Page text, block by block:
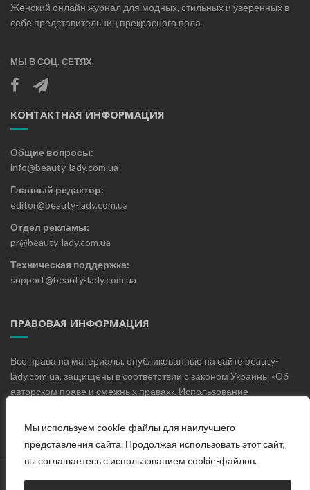
Мы используем cookie-файлы для наилучшего
представления сайта. Продолжая использовать этот сайт,
вы соглашаетесь с использованием cookie-файлов.
Женский онлайн журнал для модных, стильных и уверенных в
себе представительниц прекрасного пола
МЫ В СОЦ. СЕТЯХ
КОНТАКТНАЯ ИНФОРМАЦИЯ
Общие вопросы:
info@beauty-lady.com.ua
Главный редактор:
editor@beauty-lady.com.ua
Отдел рекламы:
pr@beauty-lady.com.ua
Техническая поддержка:
support@beauty-lady.com.ua
ПРАВОВАЯ ИНФОРМАЦИЯ
Все права на материалы, опубликованные на сайте beauty-
lady.com.ua, защищены в соответствии с законом Украины «Об
авторском праве и смежных правах». Использование
письменного разрешения редакции не допускается.
Главная О проекте Блог Контакты